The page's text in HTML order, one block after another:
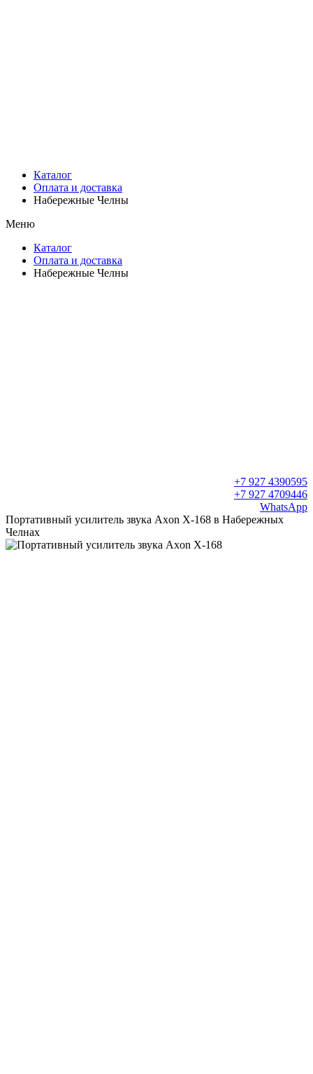
Каталог
Оплата и доставка
Набережные Челны
Меню
Каталог
Оплата и доставка
Набережные Челны
+7 927 4390595
+7 927 4709446
WhatsApp
Портативный усилитель звука Axon Х-168 в Набережных
Челнах